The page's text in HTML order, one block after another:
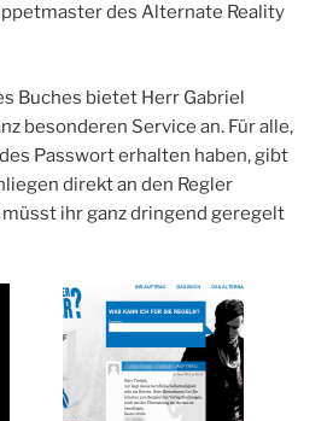
des Alternate Reality
Buches bietet Herr Gabriel
besonderen Service an. Für alle,
Passwort erhalten haben, gibt
direkt an den Regler
ihr ganz dringend geregelt